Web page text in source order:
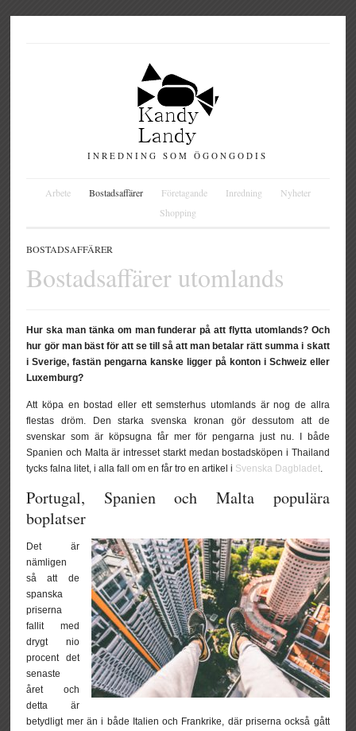
INREDNING SOM ÖGONGODIS
Arbete Bostadsaffärer Företagande Inredning
Nyheter
Shopping
BOSTADSAFFÄRER
Bostadsaffärer utomlands
Hur ska man tänka om man funderar på att flytta utomlands? Och
hur gör man bäst för att se till så att man betalar rätt summa i skatt
i Sverige, fastän pengarna kanske ligger på konton i Schweiz eller
Luxemburg?
Att köpa en bostad eller ett semsterhus utomlands är nog de allra
flestas dröm. Den starka svenska kronan gör dessutom att de
svenskar som är köpsugna får mer för pengarna just nu. I både
Spanien och Malta är intresset starkt medan bostadsköpen i Thailand
tycks falna litet, i alla fall om en får tro en artikel i Svenska Dagbladet.
Portugal, Spanien och Malta populära
boplatser
Det är
nämligen
så att de
spanska
priserna
fallit med
drygt nio
procent det
senaste
året och
detta är
betydligt mer än i både Italien och Frankrike, där priserna också gått